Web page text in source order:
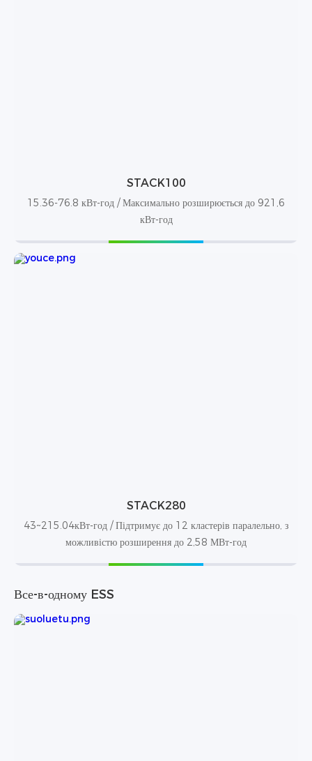
STACK100
15.36-76.8 кВт-год / Максимально розширюється до 921,6
кВт-год
STACK280
43~215.04кВт-год / Підтримує до 12 кластерів паралельно, з
можливістю розширення до 2,58 МВт-год
Все-в-одному ESS